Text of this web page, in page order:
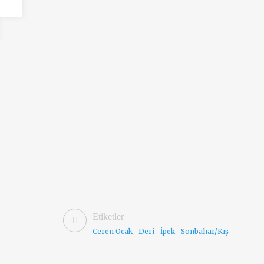
Etiketler
Ceren Ocak Deri İpek Sonbahar/Kış